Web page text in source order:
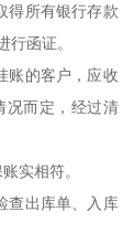
得所有银行存款
行函证。
账的客户，应收
况而定，经过清
实相符。
查出库单、入库